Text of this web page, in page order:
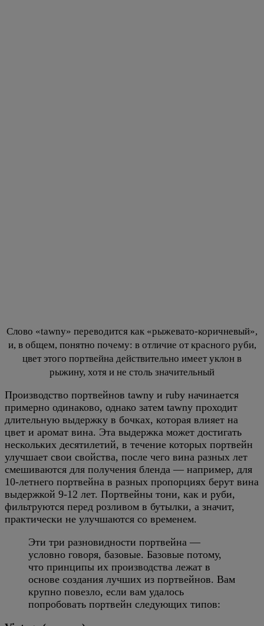
Слово «tawny» переводится как «рыжевато-коричневый»,
и, в общем, понятно почему: в отличие от красного руби,
цвет этого портвейна действительно имеет уклон в
рыжину, хотя и не столь значительный
Производство портвейнов tawny и ruby начинается
примерно одинаково, однако затем tawny проходит
длительную выдержку в бочках, которая влияет на
цвет и аромат вина. Эта выдержка может достигать
нескольких десятилетий, в течение которых портвейн
улучшает свои свойства, после чего вина разных лет
смешиваются для получения бленда — например, для
10-летнего портвейна в разных пропорциях берут вина
выдержкой 9-12 лет. Портвейны тони, как и руби,
фильтруются перед розливом в бутылки, а значит,
практически не улучшаются со временем.
Эти три разновидности портвейна —
условно говоря, базовые. Базовые потому,
что принципы их производства лежат в
основе создания лучших из портвейнов. Вам
крупно повезло, если вам удалось
попробовать портвейн следующих типов: